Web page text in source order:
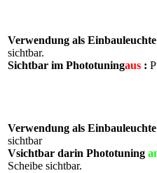
Verwendung als Einbauleuchte
sichtbar.
Sichtbar im Phototuningaus :
Verwendung als Einbauleuchte
sichtbar
Vsichtbar darin Phototuning
Scheibe sichtbar.